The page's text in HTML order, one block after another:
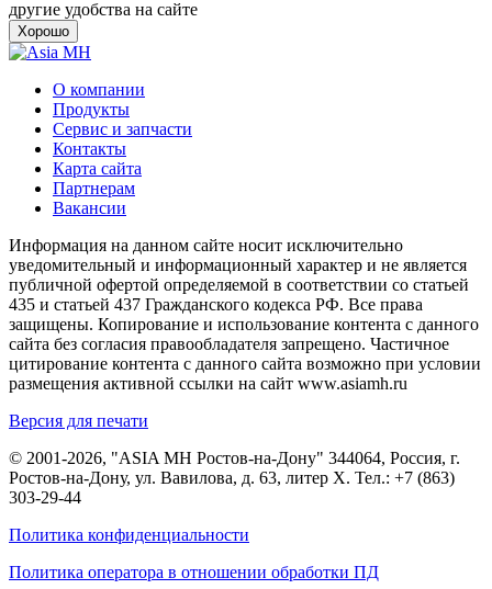
другие удобства на сайте
Хорошо
О компании
Продукты
Сервис и запчасти
Контакты
Карта сайта
Партнерам
Вакансии
Информация на данном сайте носит исключительно
уведомительный и информационный характер и не является
публичной офертой определяемой в соответствии со статьей
435 и статьей 437 Гражданского кодекса РФ. Все права
защищены. Копирование и использование контента с данного
сайта без согласия правообладателя запрещено. Частичное
цитирование контента с данного сайта возможно при условии
размещения активной ссылки на сайт www.asiamh.ru
Версия для печати
© 2001-2026, "ASIA MH Ростов-на-Дону" 344064, Россия, г.
Ростов-на-Дону, ул. Вавилова, д. 63, литер Х. Тел.: +7 (863)
303-29-44
Политика конфиденциальности
Политика оператора в отношении обработки ПД